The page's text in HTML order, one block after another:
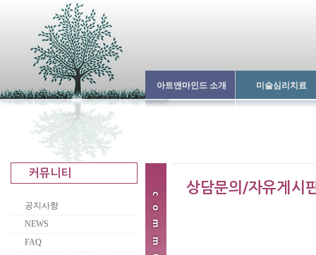
아트앤마인드 소개 미술심리치료
공지사항
NEWS
FAQ